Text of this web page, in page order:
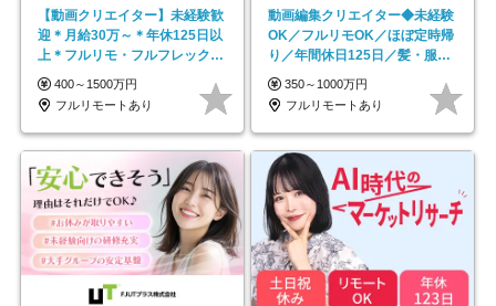
【動画クリエイター】未経験歓
迎＊月給30万～＊年休125日以
上＊フルリモ・フルフレックス
◆10名の採用が決定◆
400～1500万円
フルリモートあり
動画編集クリエイター◆未経験
OK／フルリモOK／ほぼ定時帰
り／年間休日125日／髪・服・
ネイル自由／副業OK
350～1000万円
フルリモートあり